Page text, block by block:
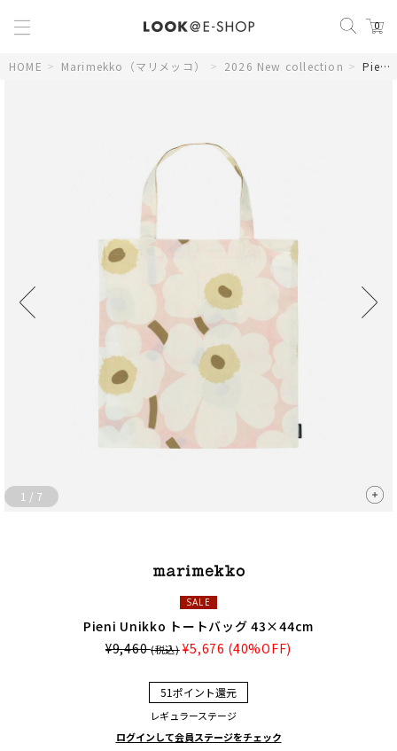
0
HOME > Marimekko（マリメッコ） > 2026 New collection > Pieni Unikko トートバッグ 43×44cm
1 / 7
SALE
Pieni Unikko トートバッグ 43×44cm
¥9,460(税込) ¥5,676 (40%OFF)
51ポイント還元
レギュラーステージ
ログインして会員ステージをチェック